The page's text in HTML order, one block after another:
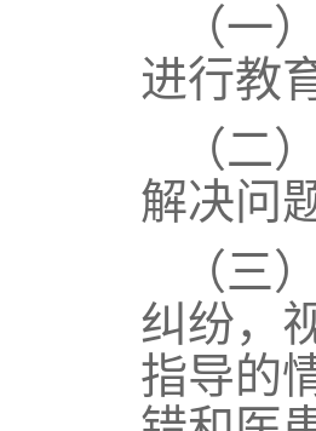
（一
进行教
（二
解决问
（三
纠纷，
指导的